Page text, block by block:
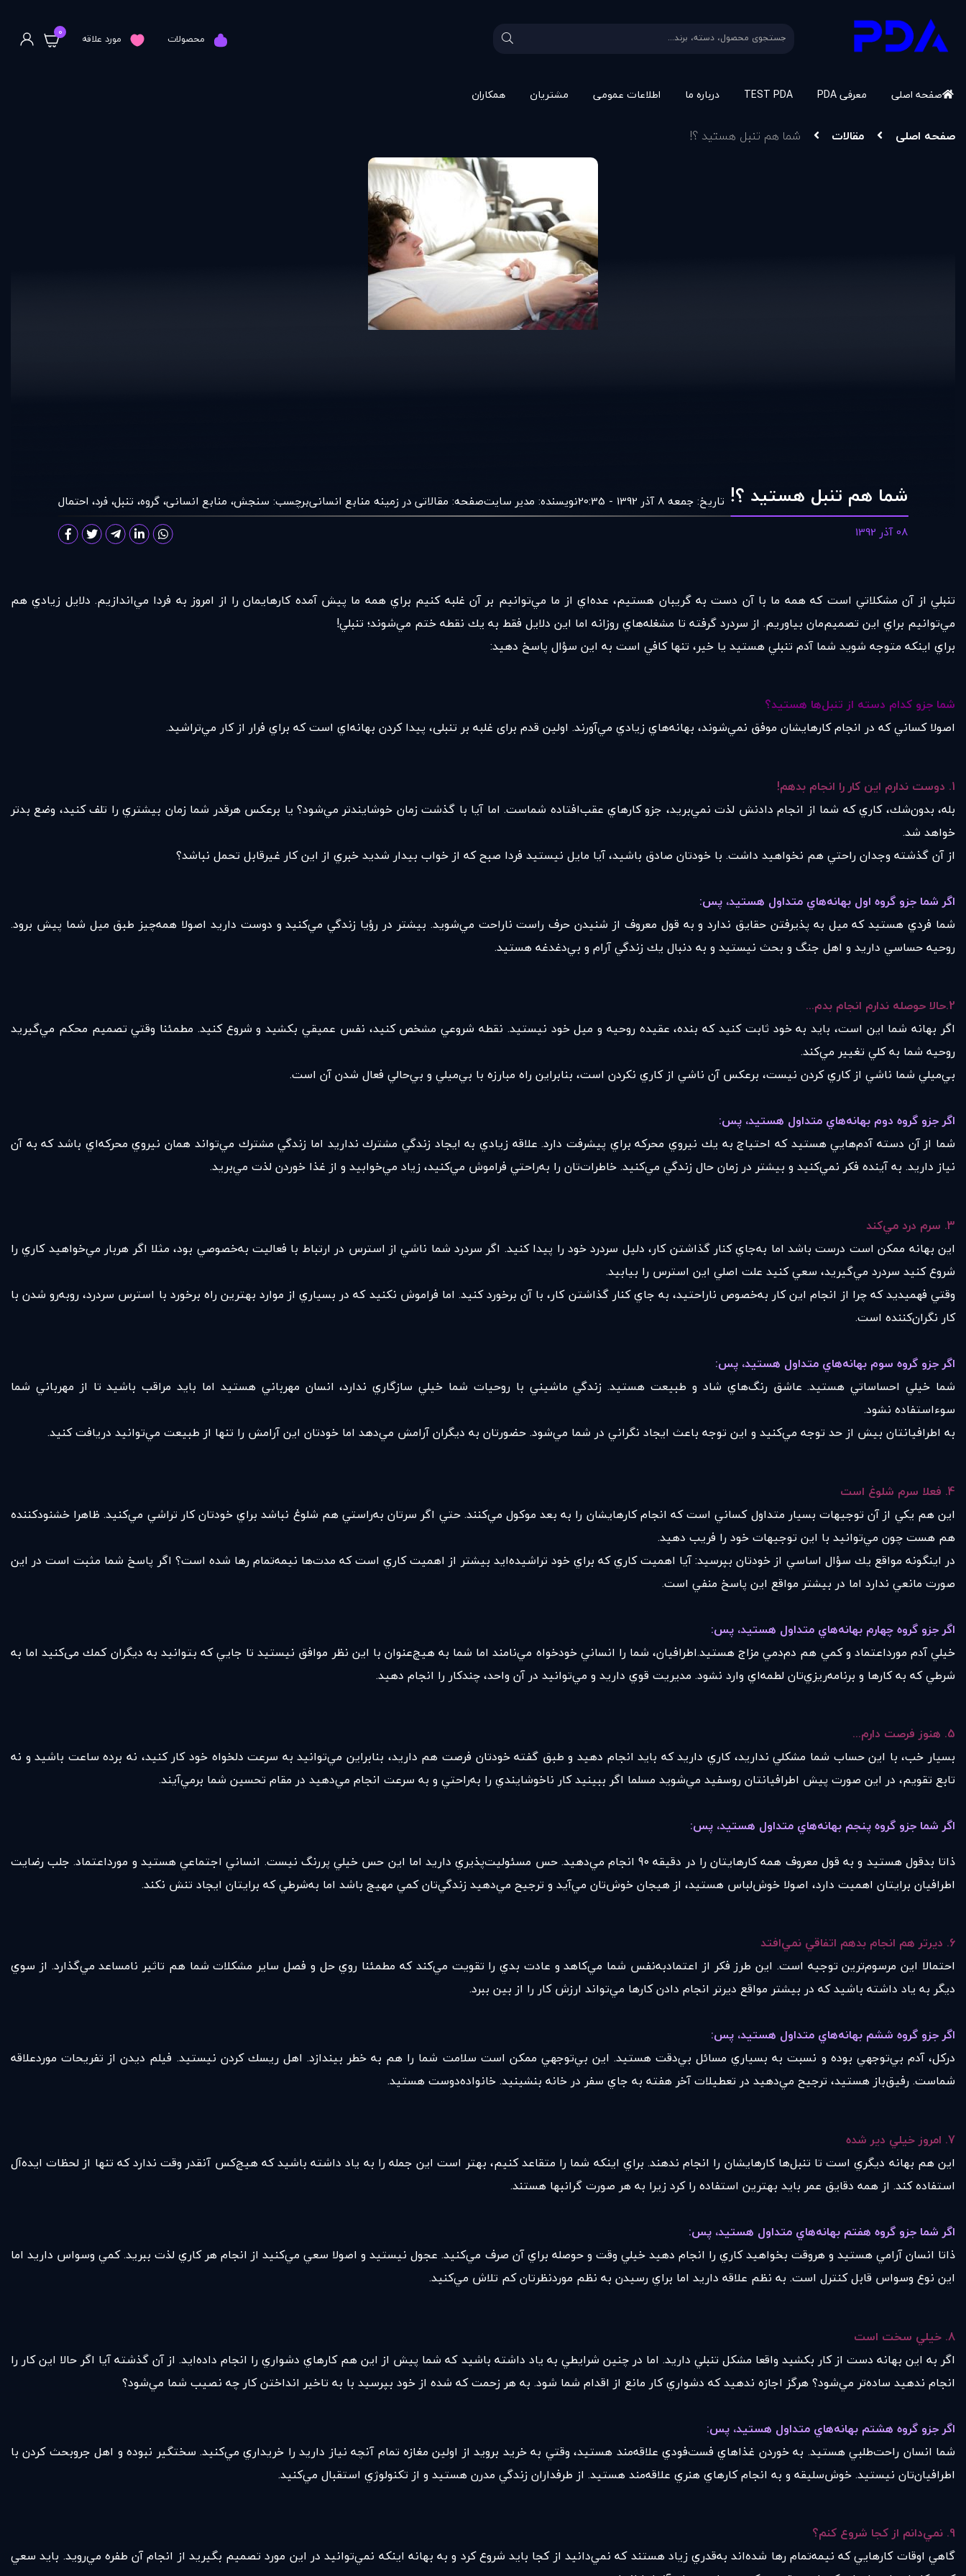
محصولات مورد علاقه 0
صفحه اصلی معرفی PDA TEST PDA درباره ما اطلاعات عمومی مشتريان همکاران
صفحه اصلی مقالات شما هم تنبل هستيد ؟!
شما هم تنبل هستيد ؟! تاریخ:جمعه 8 آذر 1392 - 20:35 نویسنده: مدير سايتصفحه: مقالاتی در زمينه منابع انسانیبرچسب: سنجش، منابع انسانی، گروه، تنبل، فرد، احتمال
08 آذر 1392
تنبلي از آن مشكلاتي است كه همه ما با آن دست به گريبان هستيم، عده‌اي از ما مي‌توانيم بر آن غلبه كنيم براي همه ما پيش آمده كارهايمان را از امروز به فردا مي‌اندازيم. دلايل زيادي هم
مي‌توانيم براي اين تصميم‌مان بياوريم. از سردرد گرفته تا مشغله‌هاي روزانه اما اين دلايل فقط به يك نقطه ختم مي‌شوند؛ تنبلي!
براي اينكه متوجه شويد شما آدم تنبلي هستيد يا خير، تنها كافي است به اين سؤال پاسخ دهيد:
شما جزو كدام دسته از تنبل‌ها هستيد؟
اصولا كساني كه در انجام كارهايشان موفق نمي‌شوند، بهانه‌هاي زيادي مي‌آورند. اولين قدم برای غلبه بر تنبلی، پيدا كردن بهانه‌اي است كه براي فرار از كار مي‌تراشيد.
1. دوست ندارم اين كار را انجام بدهم!
بله، بدون‌شك، كاري كه شما از انجام دادنش لذت نمي‌بريد، جزو كارهاي عقب‌افتاده شماست. اما آيا با گذشت زمان خوشايندتر مي‌شود؟ یا برعكس هرقدر شما زمان بيشتري را تلف كنيد، وضع بدتر
خواهد شد.
از آن گذشته وجدان راحتي هم نخواهيد داشت. با خودتان صادق باشيد، آيا مايل نيستيد فردا صبح كه از خواب بيدار شديد خبري از اين كار غيرقابل تحمل نباشد؟
اگر شما جزو گروه اول بهانه‌هاي متداول هستيد، پس:
شما فردي هستيد كه ميل به پذيرفتن حقايق ندارد و به قول معروف از شنيدن حرف راست ناراحت مي‌شويد. بيشتر در رؤيا زندگي مي‌كنيد و دوست داريد اصولا همه‌چيز طبق ميل شما پيش برود.
روحيه حساسي داريد و اهل جنگ و بحث نيستيد و به دنبال يك زندگي آرام و بي‌دغدغه هستيد.
2.حالا حوصله ندارم انجام بدم...
اگر بهانه شما اين است، بايد به خود ثابت كنيد كه بنده، عقيده روحيه و ميل خود نيستيد. نقطه شروعي مشخص كنيد، نفس عميقي بكشيد و شروع كنيد. مطمئنا وقتي تصميم محكم مي‌گيريد
روحيه شما به كلي تغيير مي‌كند.
بي‌ميلي شما ناشي از كاري كردن نيست، برعكس آن ناشي از كاري نكردن است، بنابراين راه مبارزه با بي‌ميلي و بي‌حالي فعال شدن آن است.
اگر جزو گروه دوم بهانه‌هاي متداول هستيد، پس:
شما از آن دسته آدم‌هايي هستيد كه احتياج به يك نيروي محركه براي پيشرفت دارد. علاقه زيادي به ايجاد زندگي مشترك نداريد اما زندگي مشترك مي‌تواند همان نيروي محركه‌اي باشد كه به آن
نياز داريد. به آينده فكر نمي‌كنيد و بيشتر در زمان حال زندگي مي‌كنيد. خاطرات‌تان را به‌راحتي فراموش مي‌كنيد، زياد مي‌خوابيد و از غذا خوردن لذت مي‌بريد.
3. سرم درد مي‌كند
اين بهانه ممكن است درست باشد اما به‌جاي کنار گذاشتن كار، دليل سردرد خود را پیدا کنید. اگر سردرد شما ناشي از استرس در ارتباط با فعاليت به‌خصوصي بود، مثلا اگر هربار مي‌خواهيد كاري را
شروع كنيد سردرد مي‌گيريد، سعي كنيد علت اصلي اين استرس را بيابيد.
وقتي فهميديد كه چرا از انجام اين كار به‌خصوص ناراحتيد، به جاي كنار گذاشتن کار، با آن برخورد كنيد. اما فراموش نكنيد كه در بسياري از موارد بهترين راه برخورد با استرس سردرد، روبه‌رو شدن با
كار نگران‌كننده است.
اگر جزو گروه سوم بهانه‌هاي متداول هستيد، پس:
شما خيلي احساساتي هستيد. عاشق رنگ‌هاي شاد و طبيعت هستيد. زندگي ماشيني با روحيات شما خيلي سازگاري ندارد، انسان مهرباني هستيد اما بايد مراقب باشيد تا از مهرباني شما
سوء‌استفاده نشود.
به اطرافيانتان بيش از حد توجه مي‌كنيد و اين توجه باعث ايجاد نگراني در شما مي‌شود. حضورتان به ديگران آرامش مي‌دهد اما خودتان اين آرامش را تنها از طبيعت مي‌توانيد دريافت كنيد.
4. فعلا سرم شلوغ است
اين هم يكي از آن توجيهات بسيار متداول كساني است كه انجام كارهايشان را به بعد موكول مي‌كنند. حتي اگر سرتان به‌راستي هم شلوغ نباشد براي خودتان كار تراشي مي‌كنيد. ظاهرا خشنودكننده
هم هست چون مي‌توانيد با اين توجيهات خود را فريب دهيد.
در اينگونه مواقع يك سؤال اساسي از خودتان بپرسيد: آيا اهميت كاري كه براي خود تراشيده‌ايد بيشتر از اهميت كاري است كه مدت‌ها نيمه‌تمام رها شده است؟ اگر پاسخ شما مثبت است در اين
صورت مانعي ندارد اما در بيشتر مواقع اين پاسخ منفي است.
اگر جزو گروه چهارم بهانه‌هاي متداول هستيد، پس:
خيلي آدم مورداعتماد و كمي هم دم‌دمي مزاج هستيد.اطرافيان، شما را انساني خودخواه مي‌نامند اما شما به هيچ‌‌عنوان با اين نظر موافق نيستيد تا جايي كه بتوانيد به ديگران كمك می‌كنيد اما به
شرطي كه به كارها و برنامه‌ريزي‌تان لطمه‌اي وارد نشود. مديريت قوي داريد و مي‌توانيد در آن واحد، چندكار را انجام دهيد.
5. هنوز فرصت دارم...
بسيار خب، با اين حساب شما مشكلي نداريد، كاري داريد كه بايد انجام دهيد و طبق گفته خودتان فرصت هم داريد، بنابراين مي‌توانيد به سرعت دلخواه خود كار كنيد، نه برده ساعت باشيد و نه
تابع تقويم، در اين صورت پيش اطرافيانتان روسفيد مي‌شويد مسلما اگر ببينيد كار ناخوشايندي را به‌راحتي و به سرعت انجام مي‌دهيد در مقام تحسين شما برمي‌آيند.
اگر شما جزو گروه پنجم بهانه‌هاي متداول هستيد، پس:
ذاتا بدقول هستيد و به قول معروف همه كارهايتان را در دقيقه 90 انجام مي‌دهيد. حس مسئوليت‌‌پذيري داريد اما اين حس خيلي پررنگ نيست. انساني اجتماعي هستيد و مورداعتماد. جلب رضايت
اطرافيان برايتان اهميت دارد، اصولا خوش‌لباس هستيد، از هيجان خوش‌تان مي‌آيد و ترجيح مي‌دهيد زندگي‌تان كمي مهيج باشد اما به‌شرطي كه برايتان ايجاد تنش نكند.
6. ديرتر هم انجام بدهم اتفاقي نمي‌افتد
احتمالا اين مرسوم‌ترين توجيه است. اين طرز فكر از اعتمادبه‌نفس شما مي‌كاهد و عادت بدي را تقويت مي‌كند كه مطمئنا روي حل و فصل ساير مشكلات شما هم تاثير نامساعد مي‌گذارد. از سوي
ديگر به ياد داشته باشيد كه در بيشتر مواقع ديرتر انجام دادن كارها مي‌تواند ارزش کار را از بین ببرد.
اگر جزو گروه ششم بهانه‌هاي متداول هستيد، پس:
دركل‌، آدم بي‌توجهي بوده و نسبت به بسياري مسائل بي‌دقت هستيد. اين بي‌توجهي ممكن است سلامت شما را هم به خطر بيندازد. اهل ريسك كردن نيستيد. فيلم ديدن از تفريحات موردعلاقه
شماست. رفيق‌باز هستيد، ترجيح مي‌دهيد در تعطيلات آخر هفته به جاي سفر در خانه بنشينيد. خانواده‌دوست هستيد.
7. امروز خيلي دير شده
اين هم بهانه‌ ديگري است تا تنبل‌ها كارهايشان را انجام ندهند. براي اينكه شما را متقاعد كنيم، بهتر است اين جمله را به ياد داشته باشيد كه هيچ‌كس آنقدر وقت ندارد كه تنها از لحظات ايده‌آل
استفاده كند. از همه دقايق عمر بايد بهترين استفاده را كرد زيرا به هر صورت گرانبها هستند.
اگر شما جزو گروه هفتم بهانه‌هاي متداول هستيد، پس:
ذاتا انسان‌ آرامي هستيد و هروقت بخواهيد كاري را انجام دهيد خيلي وقت و حوصله براي آن صرف مي‌كنيد. عجول نيستيد و اصولا سعي مي‌كنيد از انجام هر كاري لذت ببريد. كمي وسواس داريد اما
اين نوع وسواس قابل كنترل است. به نظم علاقه داريد اما براي رسيدن به نظم موردنظرتان كم تلاش مي‌كنيد.
8. خيلي سخت است
اگر به اين بهانه دست از كار بكشيد واقعا مشكل تنبلي داريد. اما در چنين شرايطي به ياد داشته باشيد كه شما پيش از اين هم كارهاي دشواري را انجام داده‌ايد. از آن گذشته آيا اگر حالا اين كار را
انجام ندهيد ساده‌تر مي‌شود؟ هرگز اجازه ندهيد كه دشواري كار مانع از اقدام شما شود. به هر زحمت كه شده از خود بپرسيد با به تاخير انداختن كار چه نصيب شما مي‌شود؟
اگر جزو گروه هشتم بهانه‌هاي متداول هستيد، پس:
شما انسان راحت‌طلبي هستيد. به خوردن غذاهاي فست‌فودي علاقه‌مند هستيد، وقتي به خريد برويد از اولين مغازه تمام آنچه نياز داريد را خريداري مي‌كنيد. سختگير نبوده و اهل جروبحث كردن با
اطرافيان‌تان نيستيد. خوش‌سليقه و به انجام كارهاي هنري علاقه‌مند هستيد. از طرفداران زندگي مدرن هستيد و از تكنولوژي استقبال مي‌كنيد.
9. نمي‌دانم از كجا شروع كنم؟
گاهي اوقات كارهايي كه نيمه‌تمام رها شده‌اند به‌قدري زياد هستند كه نمي‌دانيد از كجا بايد شروع كرد و به بهانه اينكه نمي‌توانيد در اين مورد تصميم بگيريد از انجام آن طفره مي‌رويد. بايد سعي